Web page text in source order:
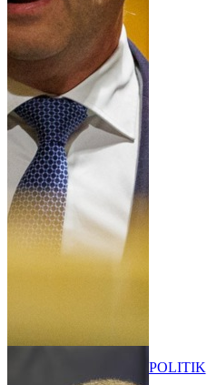
POLITIK